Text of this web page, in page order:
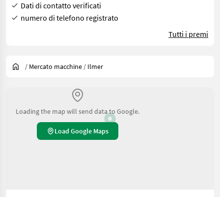
Dati di contatto verificati
numero di telefono registrato
Tutti i premi
/ Mercato macchine / Ilmer
Loading the map will send data to Google.
Load Google Maps